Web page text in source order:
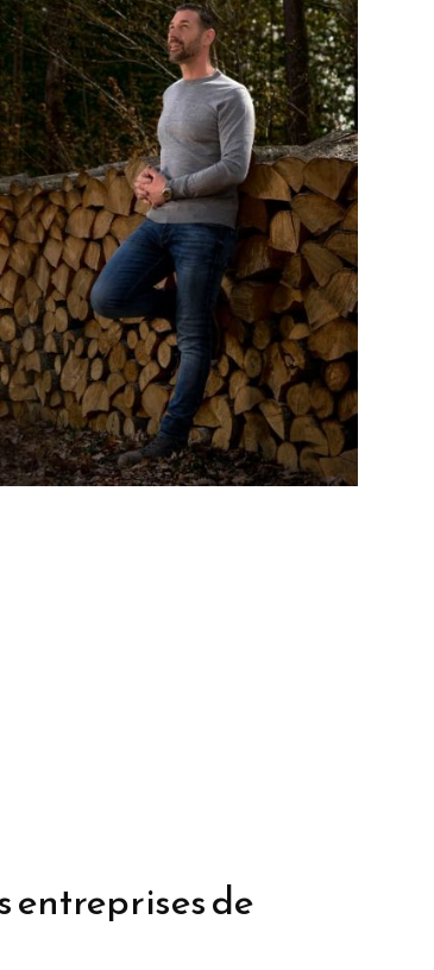
entreprises de